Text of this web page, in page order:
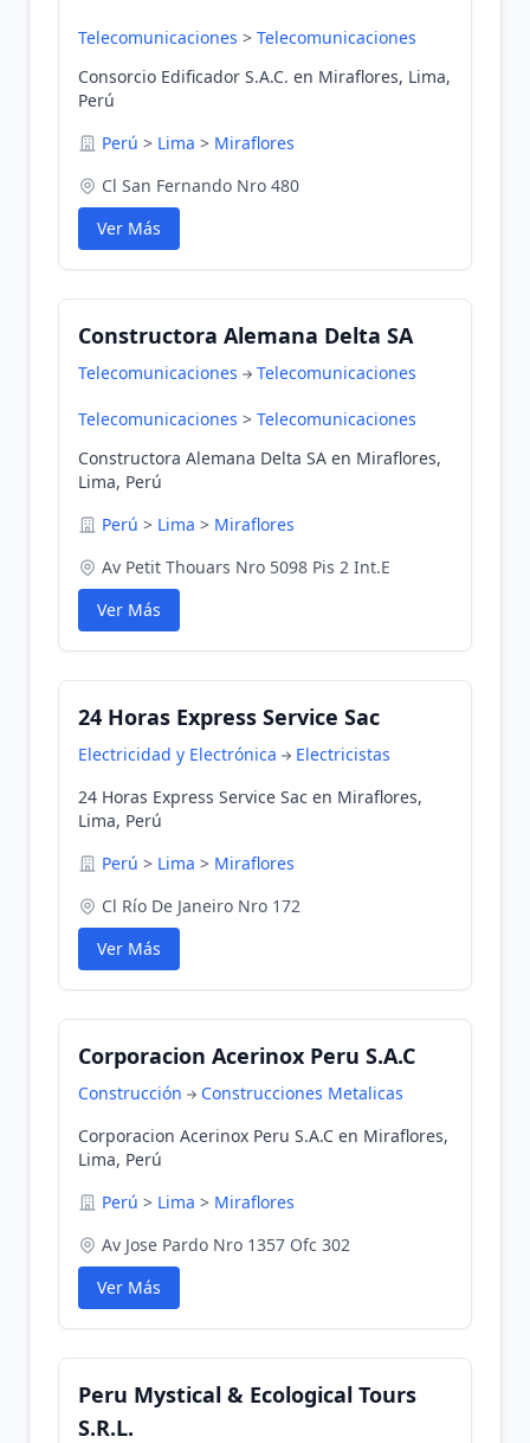
Telecomunicaciones > Telecomunicaciones
Consorcio Edificador S.A.C. en Miraflores, Lima,
Perú
Perú > Lima > Miraflores
Cl San Fernando Nro 480
Ver Más
Constructora Alemana Delta SA
Telecomunicaciones Telecomunicaciones
Telecomunicaciones > Telecomunicaciones
Constructora Alemana Delta SA en Miraflores,
Lima, Perú
Perú > Lima > Miraflores
Av Petit Thouars Nro 5098 Pis 2 Int.E
Ver Más
24 Horas Express Service Sac
Electricidad y Electrónica
Electricistas
24 Horas Express Service Sac en Miraflores,
Lima, Perú
Perú > Lima > Miraflores
Cl Río De Janeiro Nro 172
Ver Más
Corporacion Acerinox Peru S.A.C
Construcción
Construcciones Metalicas
Corporacion Acerinox Peru S.A.C en Miraflores,
Lima, Perú
Perú > Lima > Miraflores
Av Jose Pardo Nro 1357 Ofc 302
Ver Más
Peru Mystical & Ecological Tours
S.R.L.